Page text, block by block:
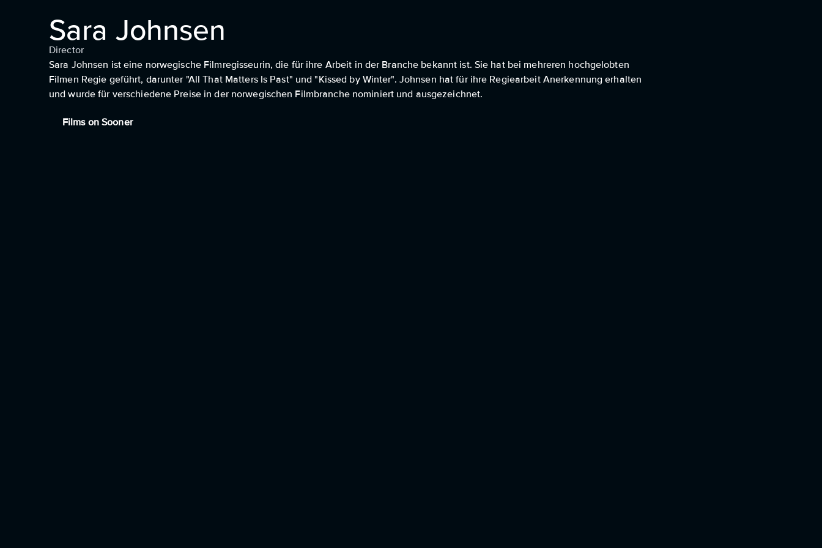
Sara Johnsen
Director
Sara Johnsen ist eine norwegische Filmregisseurin, die für ihre Arbeit in der Branche bekannt ist. Sie hat bei mehreren hochgelobten
Filmen Regie geführt, darunter "All That Matters Is Past" und "Kissed by Winter". Johnsen hat für ihre Regiearbeit Anerkennung erhalten
und wurde für verschiedene Preise in der norwegischen Filmbranche nominiert und ausgezeichnet.
Films on Sooner